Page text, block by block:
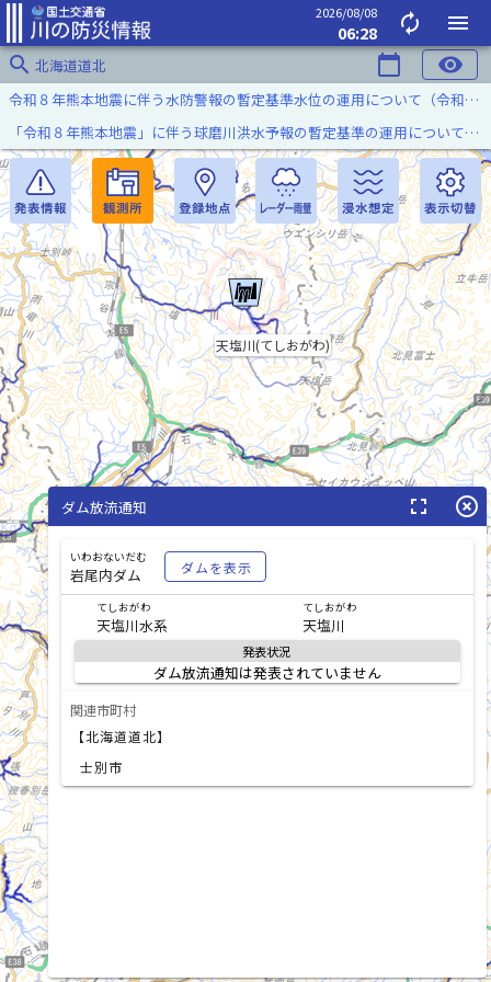
2026/08/08
06:28 autorenew
menu
search 北海道道北 calendar_today visibility
天塩川(てしおがわ)
令和８年熊本地震に伴う水防警報の暫定基準水位の運用について（令和８年８月７日）
「令和８年熊本地震」に伴う球磨川洪水予報の暫定基準の運用について（令和８年８月５日）
ダム放流通知 fullscreen highlight_off
いわおないだむ
岩尾内ダム ダムを表示
てしおがわ
天塩川水系
てしおがわ
天塩川
発表状況
ダム放流通知は発表されていません
関連市町村
【北海道道北】
士別市